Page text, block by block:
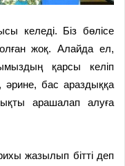
келеді. Біз бөлісе
жоқ. Алайда ел,
қарсы келіп
бас араздыққа
арашалап алуға
жазылып бітті деп